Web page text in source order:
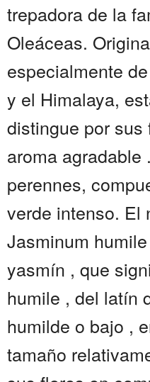
trepadora de la
Oleáceas.
especialmente
y el Himalaya,
distingue por
aroma agradable
perennes,
verde intenso. El
Jasminum
yasmín , que
humile , del latín
humilde o bajo ,
tamaño